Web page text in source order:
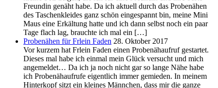
Freundin genäht habe. Da ich aktuell durch das Probenähen
des Taschenkleides ganz schön eingespannt bin, meine Mini
Maus eine Erkältung hatte und ich dann selbst noch ein paar
Tage flach lag, brauchte ich mal ein […]
Probenähen für Frlein Faden 28. Oktober 2017
Vor kurzem hat Frlein Faden einen Probenähaufruf gestartet.
Dieses mal habe ich einmal mein Glück versucht und mich
angemeldet… Da ich ja noch nicht gar so lange Nähe habe
ich Probenähaufrufe eigentlich immer gemieden. In meinem
Hinterkopf sitzt ein kleines Männchen, dass mir die ganze